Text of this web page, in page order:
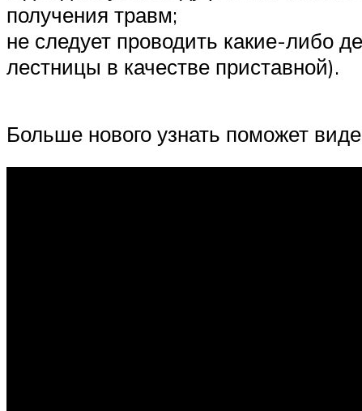
получения травм;
не следует проводить какие-либо
лестницы в качестве приставной).
Больше нового узнать поможет